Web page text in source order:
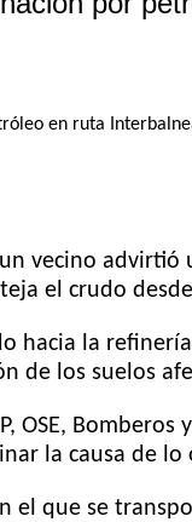
vecino
el crudo
hacia la
de los suelos
OSE,
la causa de lo
el que se